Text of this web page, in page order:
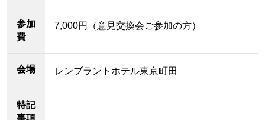
参加
費
7,000円（意見交換会ご参加の方）
会場 レンブラントホテル東京町田
特記
事項